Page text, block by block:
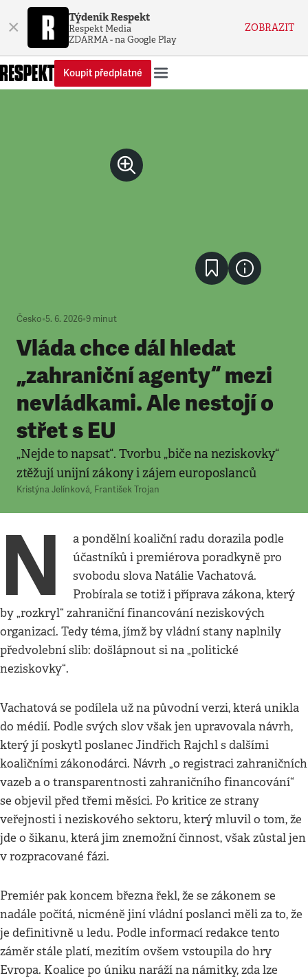
× Týdeník Respekt
Respekt Media
ZDARMA - na Google Play
ZOBRAZIT
Koupit předplatné
Česko•5. 6. 2026•9 minut
Vláda chce dál hledat
„zahraniční agenty“ mezi
nevládkami. Ale nestojí o
střet s EU
„Nejde to napsat“. Tvorbu „biče na neziskovky“
ztěžují unijní zákony i zájem europoslanců
Kristýna Jelínková, František Trojan
N
a pondělní koaliční radu dorazila podle
účastníků i premiérova poradkyně pro
svobodu slova Natálie Vachatová.
Probírala se totiž i příprava zákona, který
by „rozkryl“ zahraniční financování neziskových
organizací. Tedy téma, jímž by vládní stany naplnily
předvolební slib: došlápnout si na „politické
neziskovky“.
Vachatová se podílela už na původní verzi, která unikla
do médií. Podle svých slov však jen upravovala návrh,
který jí poskytl poslanec Jindřich Rajchl s dalšími
koaličními zákonodárci. Návrh „o registraci zahraničních
vazeb a o transparentnosti zahraničního financování“
se objevil před třemi měsíci. Po kritice ze strany
veřejnosti i neziskového sektoru, který mluvil o tom, že
jde o šikanu, která jim znemožní činnost, však zůstal jen
v rozpracované fázi.
Premiér pak koncem března řekl, že se zákonem se
nadále počítá, nicméně jiní vládní poslanci měli za to, že
je definitivně u ledu. Podle informací redakce tento
záměr stále platí, mezitím ovšem vstoupila do hry
Evropa. Koalice po úniku naráží na námitky, zda lze